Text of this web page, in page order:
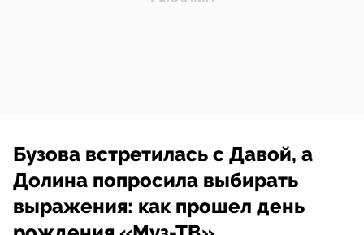
Бузова встретилась с Давой, а
Долина попросила выбирать
выражения: как прошел день